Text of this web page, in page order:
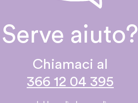
Serve aiuto?
Chiamaci al
366 12 04 395